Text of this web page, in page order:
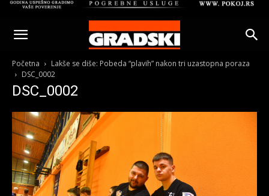
Gradski
Online
Kikinda
Početna
Lakše se diše: Pobeda “plavih” nakon tri uzastopna poraza
DSC_0002
DSC_0002